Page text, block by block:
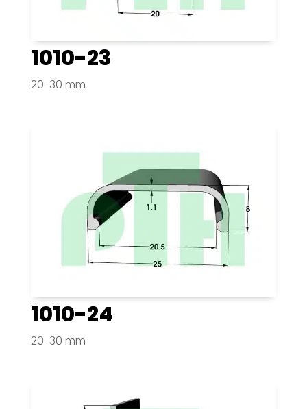
1010-23
20-30 mm
1010-24
20-30 mm